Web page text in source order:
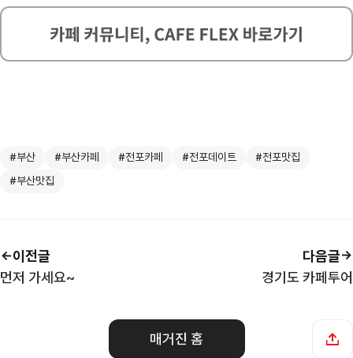
#부산 #부산카페 #전포카페 #전포데이트
#전포맛집
#부산맛집
이전글
먼저 가세요~
경기도 카페투어
다음글
매거진 홈